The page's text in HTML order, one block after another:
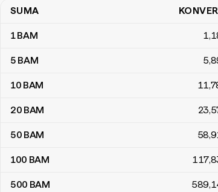
Bosnijos ir Hercegovinos konvertuojamosios
SUMA
1BAM 1
5 BAM 5
10 BAM 11
20 BAM 23
50 BAM 58
100 BAM 117
500 BAM 589